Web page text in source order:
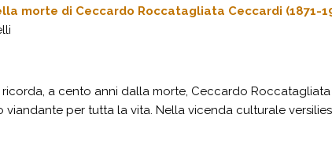
morte di Ceccardo Roccatagliata Ceccardi (1871-
a cento anni dalla morte, Ceccardo
viandante per tutta la vita. Nella vicenda culturale